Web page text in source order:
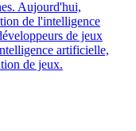
Aujourd'hui,
de l'intelligence
de jeux
artificielle,
de jeux.